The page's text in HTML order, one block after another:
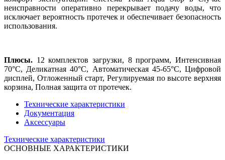
неисправности оперативно перекрывает подачу воды, что
исключает вероятность протечек и обеспечивает безопасность
использования.
Плюсы. 12 комплектов загрузки, 8 программ, Интенсивная
70°С, Деликатная 40°С, Автоматическая 45-65°С, Цифровой
дисплей, Отложенный старт, Регулируемая по высоте верхняя
корзина, Полная защита от протечек.
Технические характеристики
Документация
Аксессуары
Технические характеристики
ОСНОВНЫЕ ХАРАКТЕРИСТИКИ